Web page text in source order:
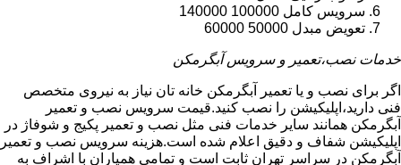
سرویس کامل 100000 140000
تعویض مبدل 50000 60000
خدمات نصب،تعمیر و سرویس آبگرمکن
اگر برای نصب و یا تعمیر آبگرمکن خانه تان نیاز به نیروی متخصص
فنی دارید،اپلیکیشن را نصب کنید.قیمت سرویس نصب و تعمیر
آبگرمکن همانند سایر خدمات فنی مثل نصب و تعمیر پکیج و شوفاژ در
اپلیکیشن شفاف و دقیق اعلام شده است.هزینه سرویس نصب و تعمیر
آبگرمکن در سراسر تهران ثابت است و تمامی همیاران با اشراف به